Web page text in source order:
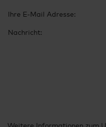
Ihre E-Mail Adresse:
Nachricht:
Weitere Informationen zum